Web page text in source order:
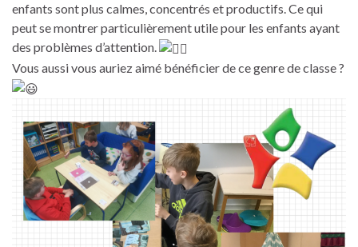
enfants sont plus calmes, concentrés et productifs. Ce qui
peut se montrer particulièrement utile pour les enfants ayant
des problèmes d’attention.
Vous aussi vous auriez aimé bénéficier de ce genre de classe ?